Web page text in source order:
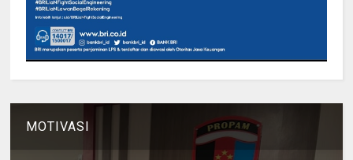
MOTIVASI